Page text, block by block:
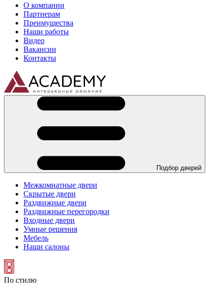
О компании
Партнерам
Преимущества
Наши работы
Видео
Вакансии
Контакты
Подбор дверей
Межкомнатные двери
Скрытые двери
Раздвижные двери
Раздвижные перегородки
Входные двери
Умные решения
Мебель
Наши салоны
По стилю